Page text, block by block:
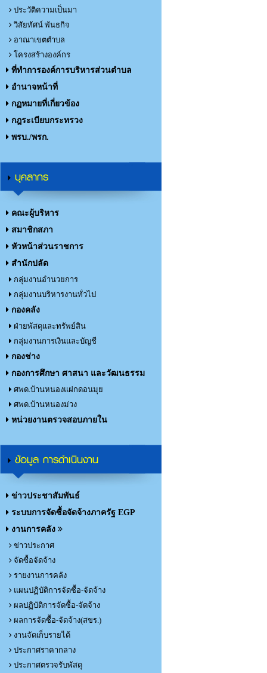
ประวัติความเป็นมา
วิสัยทัศน์ พันธกิจ
อาณาเขตตำบล
โครงสร้างองค์กร
ที่ทำการองค์การบริหารส่วนตำบล
อำนาจหน้าที่
กฏหมายที่เกี่ยวข้อง
กฎระเบียบกระทรวง
พรบ./พรก.
บุคลากร
คณะผู้บริหาร
สมาชิกสภา
หัวหน้าส่วนราชการ
สำนักปลัด
กลุ่มงานอำนวยการ
กลุ่มงานบริหารงานทั่วไป
กองคลัง
ฝ่ายพัสดุและทรัพย์สิน
กลุ่มงานการเงินและบัญชี
กองช่าง
กองการศึกษา ศาสนา และวัฒนธรรม
ศพด.บ้านหนองแฝกดอนมุย
ศพด.บ้านหนองม่วง
หน่วยงานตรวจสอบภายใน
ข้อมูล การดำเนินงาน
ข่าวประชาสัมพันธ์
ระบบการจัดซื้อจัดจ้างภาครัฐ EGP
งานการคลัง
ข่าวประกาศ
จัดซื้อจัดจ้าง
รายงานการคลัง
แผนปฏิบัติการจัดซื้อ-จัดจ้าง
ผลปฏิบัติการจัดซื้อ-จัดจ้าง
ผลการจัดซื้อ-จัดจ้าง(สขร.)
งานจัดเก็บรายได้
ประกาศราคากลาง
ประกาศตรวจรับพัสดุ